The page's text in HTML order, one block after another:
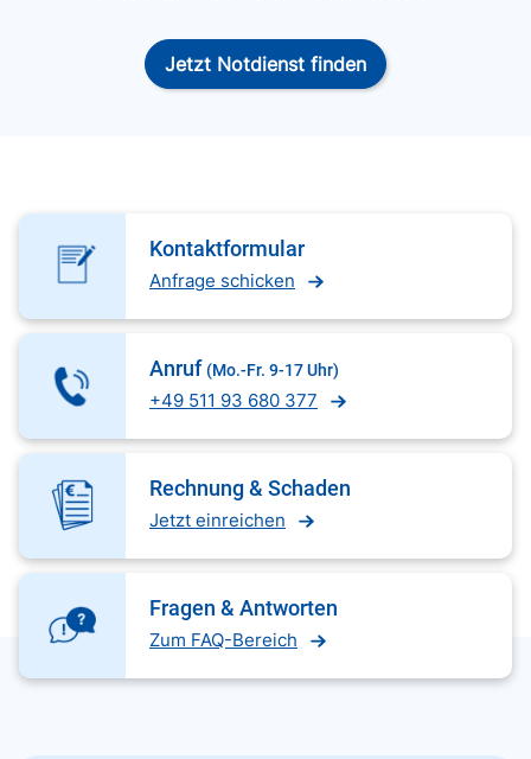
Jetzt Notdienst finden
Kontaktformular
Anfrage schicken
Anruf (Mo.-Fr. 9-17 Uhr)
+49 511 93 680 377
Rechnung & Schaden
Jetzt einreichen
Fragen & Antworten
Zum FAQ-Bereich